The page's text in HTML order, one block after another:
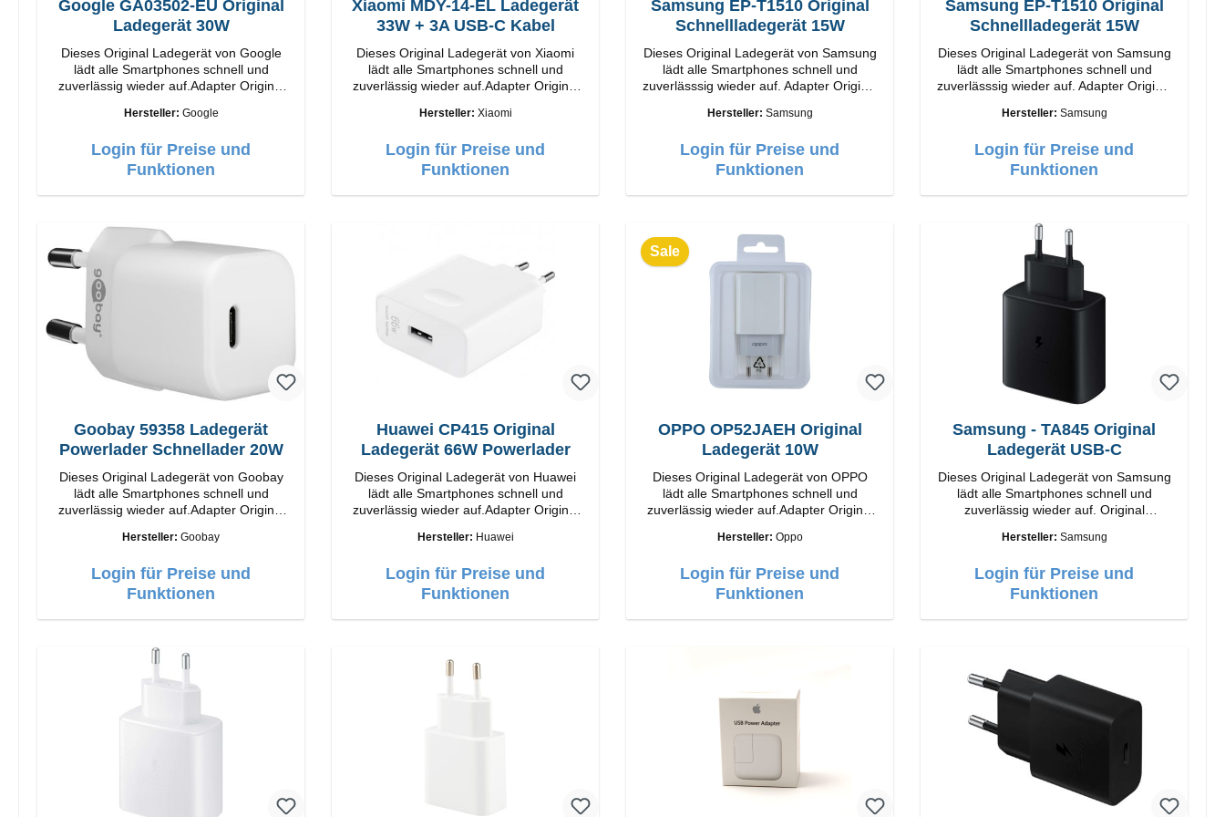
Google GA03502-EU Original
Ladegerät 30W
Dieses Original Ladegerät von Google
lädt alle Smartphones schnell und
zuverlässig wieder auf.Adapter Original
Anschlüsse: USB-C Output: 30W Farbe:
Hersteller: Google
Login für Preise und
Funktionen
Xiaomi MDY-14-EL Ladegerät
33W + 3A USB-C Kabel
Dieses Original Ladegerät von Xiaomi
lädt alle Smartphones schnell und
zuverlässig wieder auf.Adapter Original
Anschlüsse: USB-A Output: 33W Farbe:
USB-C Farbe: Weiss
Hersteller: Xiaomi
Login für Preise und
Funktionen
Samsung EP-T1510 Original
Schnellladegerät 15W
Dieses Original Ladegerät von Samsung
lädt alle Smartphones schnell und
zuverlässsig wieder auf. Adapter Original
Anschlüsse: USB-C Output: 15W Farbe:
Hersteller: Samsung
Login für Preise und
Funktionen
Samsung EP-T1510 Original
Schnellladegerät 15W
Dieses Original Ladegerät von Samsung
lädt alle Smartphones schnell und
zuverlässsig wieder auf. Adapter Original
Anschlüsse: USB-C Output: 15W Farbe:
Hersteller: Samsung
Login für Preise und
Funktionen
Goobay 59358 Ladegerät
Powerlader Schnellader 20W
Dieses Original Ladegerät von Goobay
lädt alle Smartphones schnell und
zuverlässig wieder auf.Adapter Original
Anschlüsse: USB-C Output: 20W Farbe:
Hersteller: Goobay
Login für Preise und
Funktionen
Huawei CP415 Original
Ladegerät 66W Powerlader
Dieses Original Ladegerät von Huawei
lädt alle Smartphones schnell und
zuverlässig wieder auf.Adapter Original
Anschlüsse: USB-C Output: 66W Farbe:
Hersteller: Huawei
Login für Preise und
Funktionen
Sale
OPPO OP52JAEH Original
Ladegerät 10W
Dieses Original Ladegerät von OPPO
lädt alle Smartphones schnell und
zuverlässig wieder auf.Adapter Original
Anschlüsse: USB-A Output: 10W Farbe:
Hersteller: Oppo
Login für Preise und
Funktionen
Samsung - TA845 Original
Ladegerät USB-C
Dieses Original Ladegerät von Samsung
lädt alle Smartphones schnell und
zuverlässig wieder auf. Original
VerarbeitungAnschlüss: USB-C Output:
Hersteller: Samsung
Login für Preise und
Funktionen